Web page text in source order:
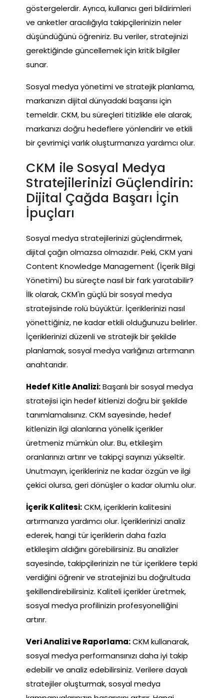
göstergelerdir. Ayrıca, kullanıcı geri bildirimleri
ve anketler aracılığıyla takipçilerinizin neler
düşündüğünü öğreniriz. Bu veriler, stratejinizi
gerektiğinde güncellemek için kritik bilgiler
sunar.
Sosyal medya yönetimi ve stratejik planlama,
markanızın dijital dünyadaki başarısı için
temeldir. CKM, bu süreçleri titizlikle ele alarak,
markanızı doğru hedeflere yönlendirir ve etkili
bir çevrimiçi varlık oluşturmanıza yardımcı olur.
CKM ile Sosyal Medya
Stratejilerinizi Güçlendirin:
Dijital Çağda Başarı İçin
İpuçları
Sosyal medya stratejilerinizi güçlendirmek,
dijital çağın olmazsa olmazıdır. Peki, CKM yani
Content Knowledge Management (İçerik Bilgi
Yönetimi) bu süreçte nasıl bir fark yaratabilir?
İlk olarak, CKM'in güçlü bir sosyal medya
stratejisinde rolü büyüktür. İçeriklerinizi nasıl
yönettiğiniz, ne kadar etkili olduğunuzu belirler.
İçeriklerinizi düzenli ve stratejik bir şekilde
planlamak, sosyal medya varlığınızı artırmanın
anahtarıdır.
Hedef Kitle Analizi:Başarılı bir sosyal medya
stratejisi için hedef kitlenizi doğru bir şekilde
tanımlamalısınız. CKM sayesinde, hedef
kitlenizin ilgi alanlarına yönelik içerikler
üretmeniz mümkün olur. Bu, etkileşim
oranlarınızı artırır ve takipçi sayınızı yükseltir.
Unutmayın, içerikleriniz ne kadar özgün ve ilgi
çekici olursa, geri dönüşler o kadar olumlu olur.
İçerik Kalitesi:CKM, içeriklerin kalitesini
artırmanıza yardımcı olur. İçeriklerinizi analiz
ederek, hangi tür içeriklerin daha fazla
etkileşim aldığını görebilirsiniz. Bu analizler
sayesinde, takipçilerinizin ne tür içeriklere tepki
verdiğini öğrenir ve stratejinizi bu doğrultuda
şekillendirebilirsiniz. Kaliteli içerikler üretmek,
sosyal medya profilinizin profesyonelliğini
artırır.
Veri Analizi ve Raporlama:CKM kullanarak,
sosyal medya performansınızı daha iyi takip
edebilir ve analiz edebilirsiniz. Verilere dayalı
stratejiler oluşturmak, sosyal medya